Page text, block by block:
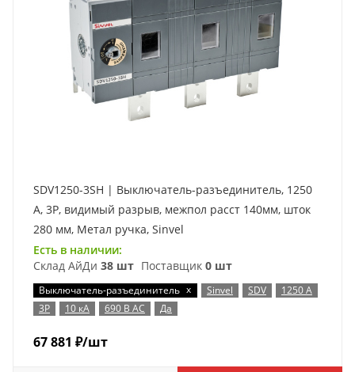
SDV1250-3SH | Выключатель-разъединитель, 1250
А, 3Р, видимый разрыв, межпол расст 140мм, шток
280 мм, Метал ручка, Sinvel
Есть в наличии:
Склад АйДи 38 шт Поставщик 0 шт
Выключатель-разъединитель x Sinvel SDV
1250 А
3P
10 кА 690 В AC Да
67 881 ₽/шт